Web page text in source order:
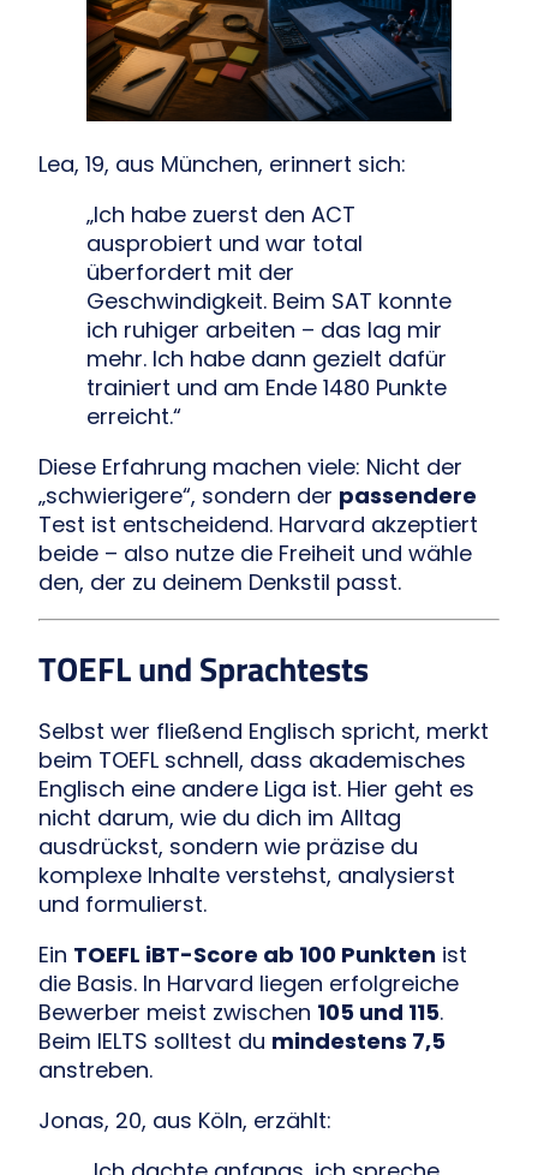
Lea, 19, aus München, erinnert sich:
„Ich habe zuerst den ACT
ausprobiert und war total
überfordert mit der
Geschwindigkeit. Beim SAT konnte
ich ruhiger arbeiten – das lag mir
mehr. Ich habe dann gezielt dafür
trainiert und am Ende 1480 Punkte
erreicht.“
Diese Erfahrung machen viele: Nicht der
„schwierigere“, sondern der passendere
Test ist entscheidend. Harvard akzeptiert
beide – also nutze die Freiheit und wähle
den, der zu deinem Denkstil passt.
TOEFL und Sprachtests
Selbst wer fließend Englisch spricht, merkt
beim TOEFL schnell, dass akademisches
Englisch eine andere Liga ist. Hier geht es
nicht darum, wie du dich im Alltag
ausdrückst, sondern wie präzise du
komplexe Inhalte verstehst, analysierst
und formulierst.
Ein TOEFL iBT-Score ab 100 Punkten ist
die Basis. In Harvard liegen erfolgreiche
Bewerber meist zwischen 105 und 115.
Beim IELTS solltest du mindestens 7,5
anstreben.
Jonas, 20, aus Köln, erzählt: